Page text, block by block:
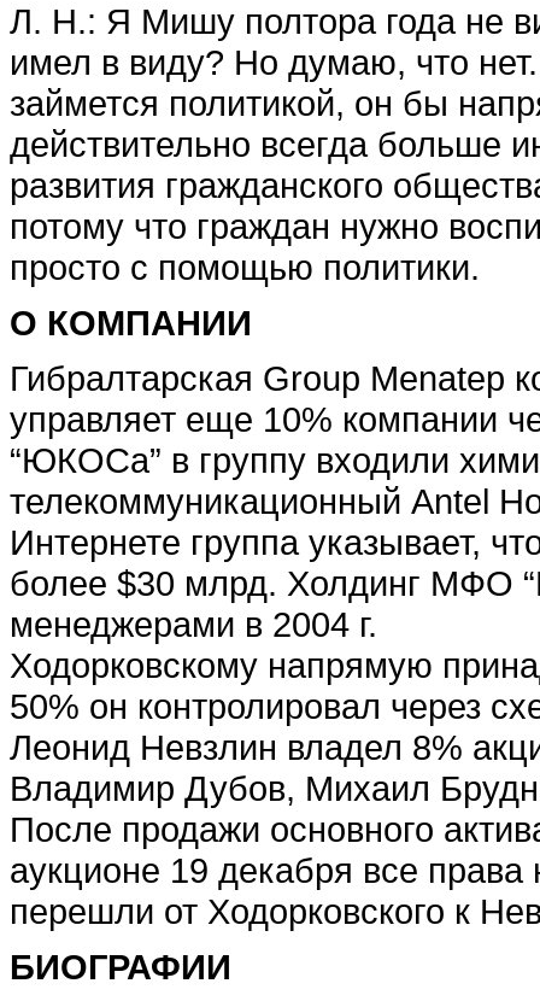
Л. Н.: Я Мишу полтора года не
имел в виду? Но думаю, что
займется политикой, он бы
действительно всегда больше
развития гражданского
потому что граждан нужно
просто с помощью политики.
О КОМПАНИИ
Гибралтарская Group Menatep
управляет еще 10% компании
“ЮКОСа” в группу входили
телекоммуникационный Antel
Интернете группа указывает,
более $30 млрд. Холдинг МФО
менеджерами в 2004 г.
Ходорковскому напрямую
50% он контролировал через
Леонид Невзлин владел 8%
Владимир Дубов, Михаил
После продажи основного
аукционе 19 декабря все
перешли от Ходорковского к
БИОГРАФИИ